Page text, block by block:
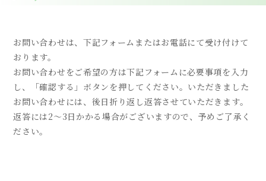
お問い合わせは、下記フォームまたはお電話にて受け付けて
おります。
お問い合わせをご希望の方は下記フォームに必要事項を入力
し、「確認する」ボタンを押してください。 いただきました
お問い合わせには、後日折り返し返答させていただきます。
返答には2～3日かかる場合がございますので、予めご了承く
ださい。